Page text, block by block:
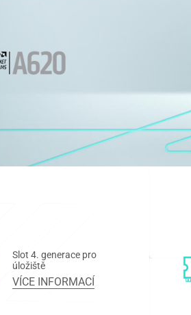
Slot 4. generace pro
úložiště
VÍCE INFORMACÍ